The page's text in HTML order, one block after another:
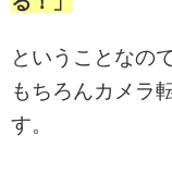
ということなの
もちろんカメラ
す。